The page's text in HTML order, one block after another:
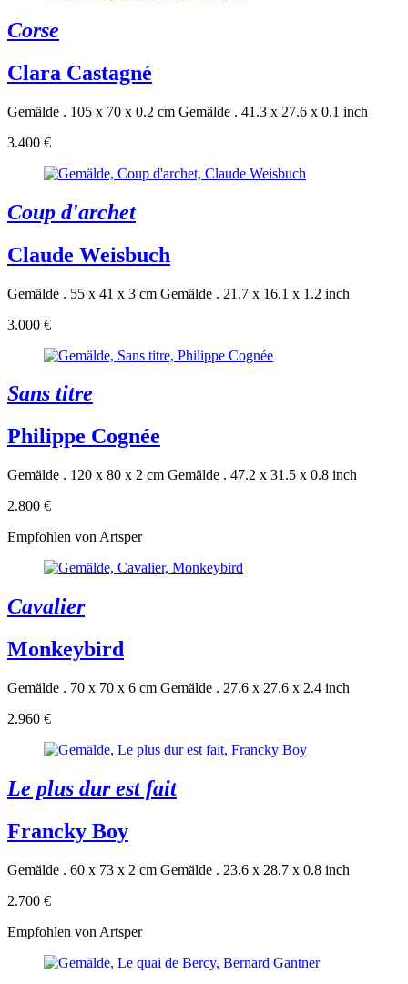
Corse
Clara Castagné
Gemälde . 105 x 70 x 0.2 cm Gemälde . 41.3 x 27.6 x 0.1 inch
3.400 €
Coup d'archet
Claude Weisbuch
Gemälde . 55 x 41 x 3 cm Gemälde . 21.7 x 16.1 x 1.2 inch
3.000 €
Sans titre
Philippe Cognée
Gemälde . 120 x 80 x 2 cm Gemälde . 47.2 x 31.5 x 0.8 inch
2.800 €
Empfohlen von Artsper
Cavalier
Monkeybird
Gemälde . 70 x 70 x 6 cm Gemälde . 27.6 x 27.6 x 2.4 inch
2.960 €
Le plus dur est fait
Francky Boy
Gemälde . 60 x 73 x 2 cm Gemälde . 23.6 x 28.7 x 0.8 inch
2.700 €
Empfohlen von Artsper